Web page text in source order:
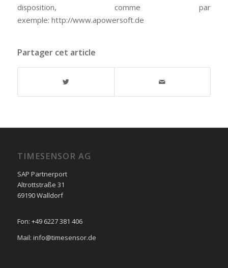
disposition, comme par
exemple: http://www.apowersoft.de
Partager cet article
TIMESENSOR AG
SAP Partnerport
Altrottstraße 31
69190 Walldorf
Fon: +49 6227 381 406
Mail: info@timesensor.de